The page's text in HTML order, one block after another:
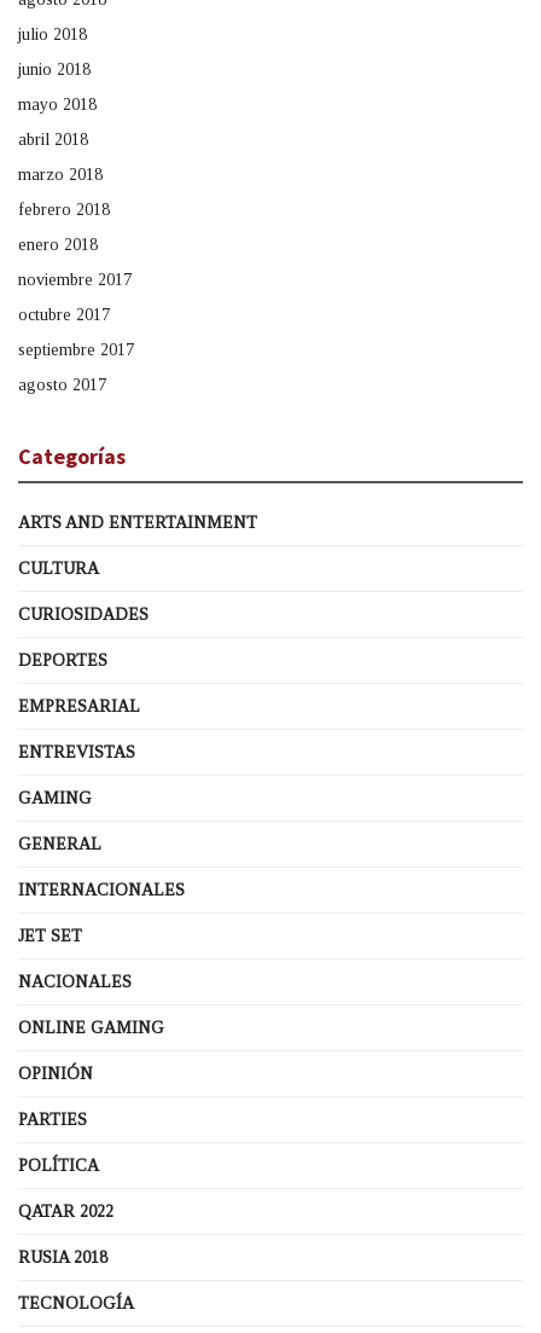
julio 2018
junio 2018
mayo 2018
abril 2018
marzo 2018
febrero 2018
enero 2018
noviembre 2017
octubre 2017
septiembre 2017
agosto 2017
Categorías
ARTS AND ENTERTAINMENT
CULTURA
CURIOSIDADES
DEPORTES
EMPRESARIAL
ENTREVISTAS
GAMING
GENERAL
INTERNACIONALES
JET SET
NACIONALES
ONLINE GAMING
OPINIÓN
PARTIES
POLÍTICA
QATAR 2022
RUSIA 2018
TECNOLOGÍA